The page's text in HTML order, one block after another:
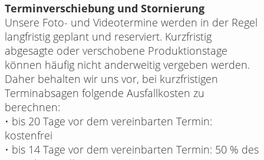
Terminverschiebung und Stornierung
Unsere Foto- und Videotermine werden in der Regel
langfristig geplant und reserviert. Kurzfristig
abgesagte oder verschobene Produktionstage
können häufig nicht anderweitig vergeben werden.
Daher behalten wir uns vor, bei kurzfristigen
Terminabsagen folgende Ausfallkosten zu
berechnen:
• bis 20 Tage vor dem vereinbarten Termin:
kostenfrei
• bis 14 Tage vor dem vereinbarten Termin: 50 % des